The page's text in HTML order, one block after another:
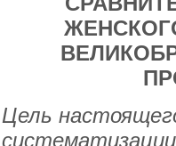
Цель